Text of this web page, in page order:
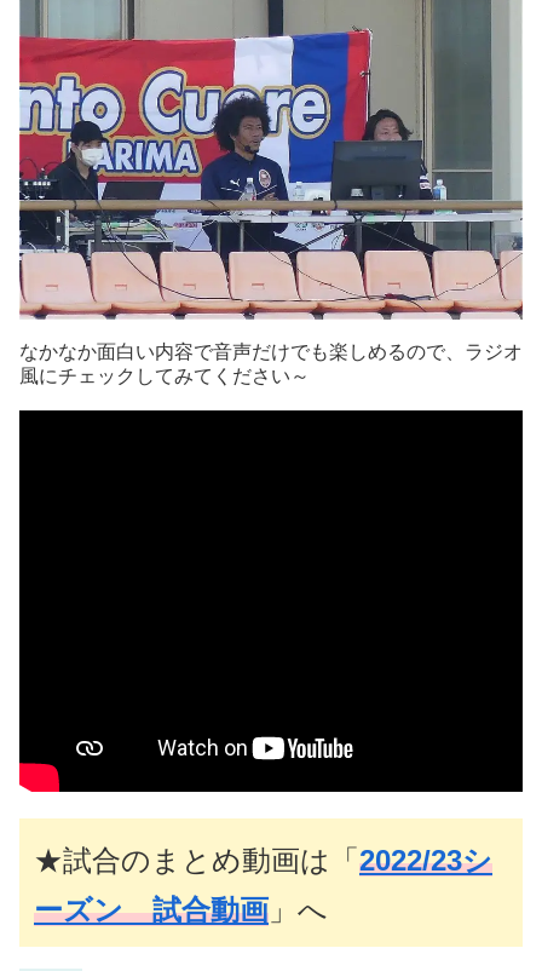
なかなか面白い内容で音声だけでも楽しめるので、ラジオ
風にチェックしてみてください～
★試合のまとめ動画は「 2022/23シ
ーズン 試合動画 」へ